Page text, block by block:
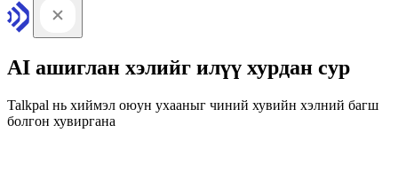
AI ашиглан хэлийг илүү хурдан сур
Talkpal нь хиймэл оюун ухааныг чиний хувийн хэлний багш
болгон хувиргана